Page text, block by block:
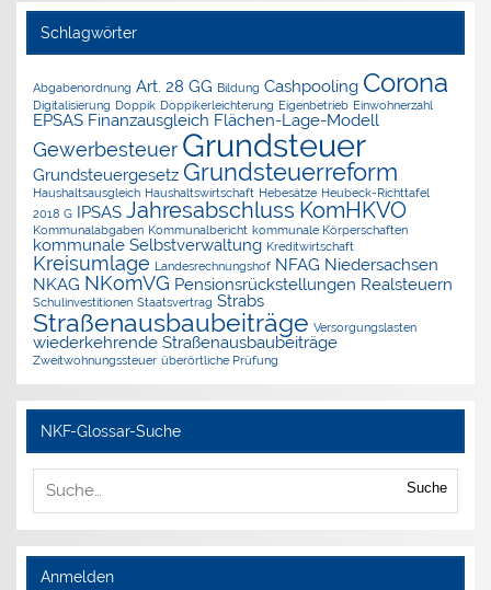
Schlagwörter
Abgabenordnung Art. 28 GG Bildung Cashpooling Corona
Digitalisierung Doppik Doppikerleichterung Eigenbetrieb Einwohnerzahl
EPSAS Finanzausgleich Flächen-Lage-Modell
Gewerbesteuer Grundsteuer
Grundsteuergesetz Grundsteuerreform
Haushaltsausgleich Haushaltswirtschaft Hebesätze Heubeck-Richttafel
2018 G IPSAS Jahresabschluss KomHKVO
Kommunalabgaben Kommunalbericht kommunale Körperschaften
kommunale Selbstverwaltung Kreditwirtschaft
Kreisumlage Landesrechnungshof NFAG Niedersachsen
NKAG NKomVG Pensionsrückstellungen Realsteuern
Schulinvestitionen Staatsvertrag Strabs
Straßenausbaubeiträge Versorgungslasten
wiederkehrende Straßenausbaubeiträge
Zweitwohnungssteuer überörtliche Prüfung
NKF-Glossar-Suche
Suche
Anmelden